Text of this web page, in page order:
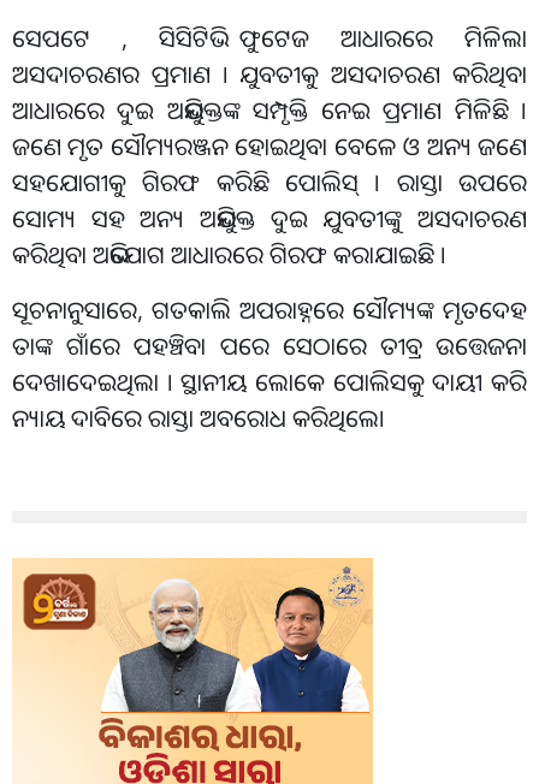
ସେପଟେ , ସିସିଟିଭି ଫୁଟେଜ ଆଧାରରେ ମିଳିଲା
ଅସଦାଚରଣର ପ୍ରମାଣ । ଯୁବତୀକୁ ଅସଦାଚରଣ କରିଥିବା
ଆଧାରରେ ଦୁଇ ଅଭିଯୁକ୍ତଙ୍କ ସମ୍ପୃକ୍ତି ନେଇ ପ୍ରମାଣ ମିଳିଛି ।
ଜଣେ ମୃତ ସୌମ୍ୟରଞ୍ଜନ ହୋଇଥିବା ବେଳେ ଓ ଅନ୍ୟ ଜଣେ
ସହଯୋଗୀକୁ ଗିରଫ କରିଛି ପୋଲିସ୍ । ରାସ୍ତା ଉପରେ
ସୋମ୍ୟ ସହ ଅନ୍ୟ ଅଭିଯୁକ୍ତ ଦୁଇ ଯୁବତୀଙ୍କୁ ଅସଦାଚରଣ
କରିଥିବା ଅଭିଯୋଗ ଆଧାରରେ ଗିରଫ କରାଯାଇଛି ।
ସୂଚନାନୁସାରେ, ଗତକାଲି ଅପରାହ୍ନରେ ସୌମ୍ୟଙ୍କ ମୃତଦେହ
ତାଙ୍କ ଗାଁରେ ପହଞ୍ଚିବା ପରେ ସେଠାରେ ତୀବ୍ର ଉତ୍ତେଜନା
ଦେଖାଦେଇଥିଲା । ସ୍ଥାନୀୟ ଲୋକେ ପୋଲିସକୁ ଦାୟୀ କରି
ନ୍ୟାୟ ଦାବିରେ ରାସ୍ତା ଅବରୋଧ କରିଥିଲେ।